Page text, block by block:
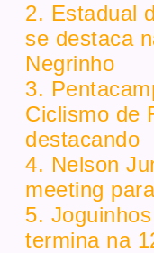
2. Estadual
se destaca
Negrinho
3.
Ciclismo de
destacando
4. Nelson
meeting
5.
termina na